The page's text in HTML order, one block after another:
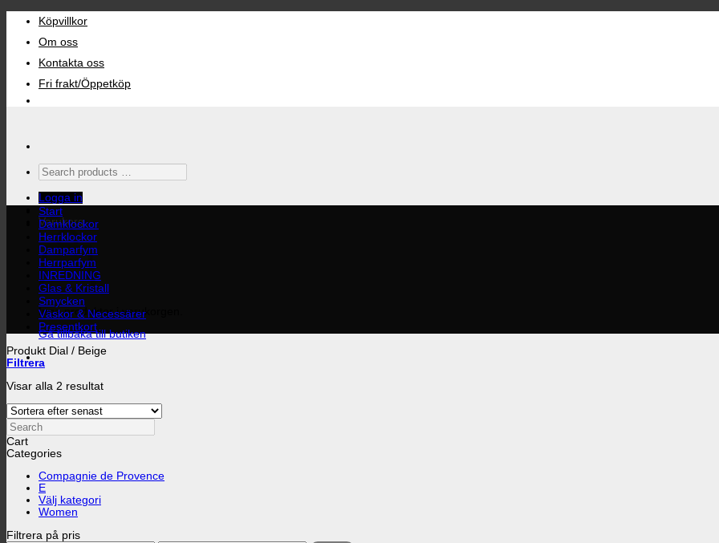
content
Köpvillkor
Om oss
Kontakta oss
Fri frakt/Öppetköp
Search
products
…Logga in
Varukorg
Inga produkter i varukorgen.
Gå tillbaka till butiken
Start
Damklockor
Herrklockor
Damparfym
Herrparfym
INREDNING
Glas & Kristall
Smycken
Väskor & Necessärer
Presentkort
Produkt Dial / Beige
Filtrera
Visar alla 2 resultatSortera
Search
Cart
Categories
Compagnie de Provence
E
Välj kategori
Women
Filtrera på pris